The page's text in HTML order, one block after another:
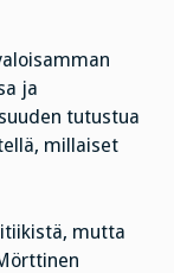
ja
tutustua
millaiset
mutta